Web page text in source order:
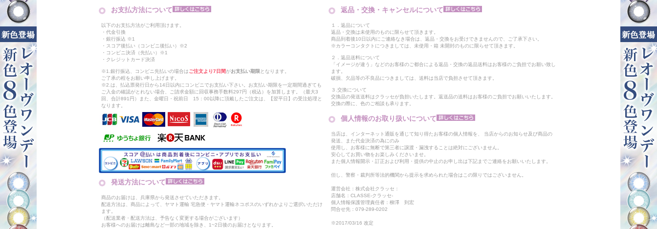
お支払方法について
以下のお支払方法がご利用頂けます。
・代金引換
・銀行振込 ※1
・スコア後払い（コンビニ後払い）※2
・コンビニ決済（先払い）※1
・クレジットカード決済
※1.銀行振込、コンビニ先払いの場合はご注文より7日間がお支払い期限 となります。
ご了承の程をお願い申し上げます。
※2.は、払込票発行日から14日以内にコンビニでお支払い下さい。お支払い期限を一定期間過ぎても
ご入金の確認がとれない場合、ご請求金額に回収事務手数料297円（税込）を加算します。（最大3
回、合計891円）また、金曜日・祝前日 15：00以降に頂戴したご注文は、【翌平日】の受注処理と
なります。
発送方法について
商品のお届けは、兵庫県から発送させていただきます。
配送方法は、商品によって、ヤマト運輸 宅急便・ヤマト運輸ネコポスのいずれかよりご選択いただけ
ます。
（配送業者・配送方法は、予告なく変更する場合がございます）
お客様へのお届けは離島など一部の地域を除き、1~2日後のお届けとなります。
返品・交換・キャンセルについて
１．返品について
返品・交換は未使用のものに限らせて頂きます。
商品到着後10日以内にご連絡なき場合は、返品・交換をお受けできませんので、ご了承下さい。
※カラーコンタクトにつきましては、未使用・箱 未開封のものに限らせて頂きます。
２．返品送料について
「イメージが違う」などのお客様のご都合による返品・交換の返品送料はお客様のご負担でお願い致し
ます。
破損、欠品等の不良品につきましては、送料は当店で負担させて頂きます。
３.交換について
交換品の発送送料はクラッセが負担いたします。返送品の送料はお客様のご負担でお願いいたします。
交換の際に、色のご相談も承ります。
個人情報のお取り扱いについて
当店は、インターネット通販を通じて知り得たお客様の個人情報を、 当店からのお知らせ及び商品の
発送、また代金決済の為にのみ
使用し、お客様に無断で第三者に譲渡・漏洩することは絶対にございません。
安心してお買い物をお楽しみくださいませ。
また個人情報開示・訂正および利用・提供の中止のお申し出は下記までご連絡をお願いいたします。
但し、警察・裁判所等法的機関から提示を求められた場合はこの限りではございません。
運営会社：株式会社クラッセ：
店舗名：CLASSE-クラッセ-
個人情報保護管理責任者：柳澤 到宏
問合せ先：079-289-0202
※2017/03/16 改定